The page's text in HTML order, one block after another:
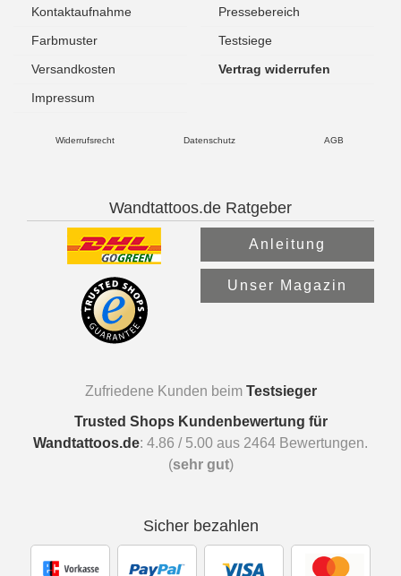
Kontaktaufnahme
Pressebereich
Farbmuster
Testsiege
Versandkosten
Vertrag widerrufen
Impressum
Widerrufsrecht Datenschutz AGB
Wandtattoos.de Ratgeber
Anleitung
Unser Magazin
Zufriedene Kunden beim Testsieger
Trusted Shops Kundenbewertung für
Wandtattoos.de: 4.86 / 5.00 aus 2464 Bewertungen.
(sehr gut)
Sicher bezahlen